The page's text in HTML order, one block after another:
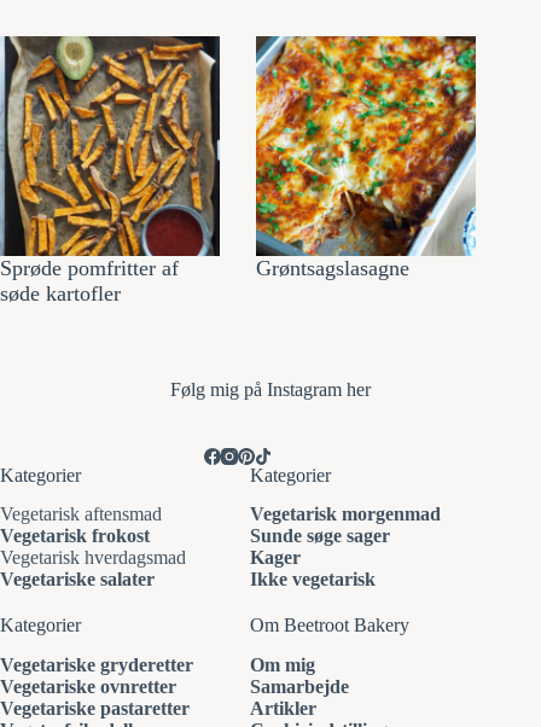
Sprøde pomfritter af
søde kartofler
Grøntsagslasagne
Følg mig på Instagram her